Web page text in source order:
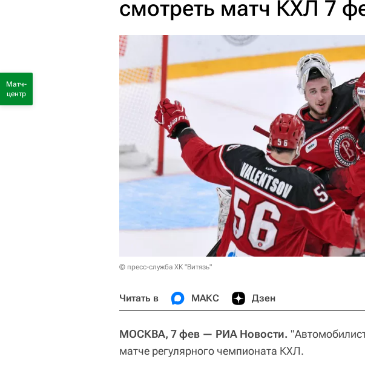
смотреть матч КХЛ 7
© пресс-служба ХК "Витязь"
Читать в МАКС Дзен
МОСКВА, 7 фев — РИА Новости.
матче регулярного чемпионата КХЛ.
Матч-
центр